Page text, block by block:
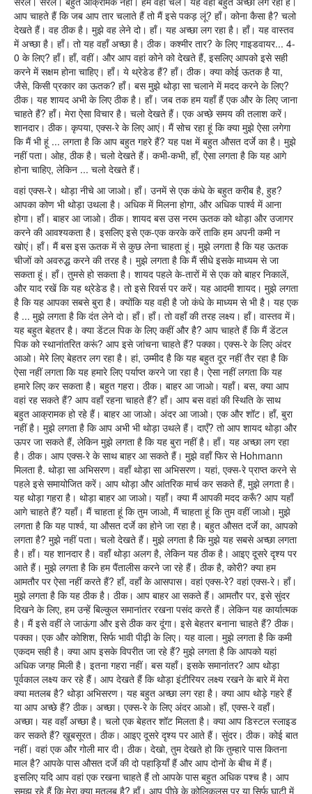
आप चाहते हैं कि जब आप तार चलाते हैं तो मैं इसे पकड़ लूं? हाँ। कोना कैसा है? चलो
देखते हैं। वह ठीक है। मुझे वह लेने दो। हाँ। यह अच्छा लग रहा है। हाँ। यह वास्तव
में अच्छा है। हाँ। तो यह वहाँ अच्छा है। ठीक। कश्मीर तार? के लिए गाइडवायर... 4-
0 के लिए? हाँ। हाँ, वहीं। और आप वहां कोने को देखते हैं, इसलिए आपको इसे सही
करने में सक्षम होना चाहिए। हाँ। ये थ्रेडेड हैं? हाँ। ठीक। क्या कोई ऊतक है या,
जैसे, किसी प्रकार का ऊतक? हाँ। बस मुझे थोड़ा सा चलाने में मदद करने के लिए?
ठीक। यह शायद अभी के लिए ठीक है। हाँ। जब तक हम यहाँ हैं एक और के लिए जाना
चाहते हैं? हाँ। मेरा ऐसा विचार है। चलो देखते हैं। एक अच्छे समय की तलाश करें।
शानदार। ठीक। कृपया, एक्स-रे के लिए आएं। मैं सोच रहा हूं कि क्या मुझे ऐसा लगेगा
कि मैं भी हूं ... लगता है कि आप बहुत गहरे हैं? यह पक्ष में बहुत औसत दर्जे का है। मुझे
नहीं पता। ओह, ठीक है। चलो देखते हैं। कभी-कभी, हाँ, ऐसा लगता है कि यह आगे
होना चाहिए, लेकिन ... चलो देखते हैं।
वहां एक्स-रे। थोड़ा नीचे आ जाओ। हाँ। उनमें से एक कंधे के बहुत करीब है, हुह?
आपका कोण भी थोड़ा उथला है। अधिक में मिलना होगा, और अधिक पार्श्व में आना
होगा। हाँ। बाहर आ जाओ। ठीक। शायद बस उस नरम ऊतक को थोड़ा और उजागर
करने की आवश्यकता है। इसलिए इसे एक-एक करके करें ताकि हम अपनी कमी न
खोएं। हाँ। मैं बस इस ऊतक में से कुछ लेना चाहता हूं। मुझे लगता है कि यह ऊतक
चीजों को अवरुद्ध करने की तरह है। मुझे लगता है कि मैं सीधे इसके माध्यम से जा
सकता हूं। हाँ। तुमसे हो सकता है। शायद पहले के-तारों में से एक को बाहर निकालें,
और याद रखें कि यह थ्रेडेड है। तो इसे रिवर्स पर करें। यह आदमी शायद। मुझे लगता
है कि यह आपका सबसे बुरा है। क्योंकि यह वही है जो कंधे के माध्यम से भी है। यह एक
है ... मुझे लगता है कि दंत लेने दो। हाँ। हाँ। तो वहाँ की तरह लक्ष्य। हाँ। वास्तव में।
यह बहुत बेहतर है। क्या डेंटल पिक के लिए कहीं और है? आप चाहते हैं कि मैं डेंटल
पिक को स्थानांतरित करूं? आप इसे जांचना चाहते हैं? पक्का। एक्स-रे के लिए अंदर
आओ। मेरे लिए बेहतर लग रहा है। हां, उम्मीद है कि यह बहुत दूर नहीं तैर रहा है कि
ऐसा नहीं लगता कि यह हमारे लिए पर्याप्त करने जा रहा है। ऐसा नहीं लगता कि यह
हमारे लिए कर सकता है। बहुत गहरा। ठीक। बाहर आ जाओ। यहाँ। बस, क्या आप
वहां रह सकते हैं? आप वहाँ रहना चाहते हैं? हाँ। आप बस वहां की स्थिति के साथ
बहुत आक्रामक हो रहे हैं। बाहर आ जाओ। अंदर आ जाओ। एक और शॉट। हाँ, बुरा
नहीं है। मुझे लगता है कि आप अभी भी थोड़ा उथले हैं। दाएँ? तो आप शायद थोड़ा और
ऊपर जा सकते हैं, लेकिन मुझे लगता है कि यह बुरा नहीं है। हाँ। यह अच्छा लग रहा
है। ठीक। आप एक्स-रे के साथ बाहर आ सकते हैं। मुझे वहाँ फिर से Hohmann
मिलता है. थोड़ा सा अभिसरण। वहाँ थोड़ा सा अभिसरण। यहां, एक्स-रे प्राप्त करने से
पहले इसे समायोजित करें। आप थोड़ा और आंतरिक मार्च कर सकते हैं, मुझे लगता है।
यह थोड़ा गहरा है। थोड़ा बाहर आ जाओ। यहाँ। क्या मैं आपकी मदद करूँ? आप यहाँ
आगे चाहते हैं? यहाँ। मैं चाहता हूं कि तुम जाओ, मैं चाहता हूं कि तुम वहीं जाओ। मुझे
लगता है कि यह पार्श्व, या औसत दर्जे का होने जा रहा है। बहुत औसत दर्जे का, आपको
लगता है? मुझे नहीं पता। चलो देखते हैं। मुझे लगता है कि मुझे यह सबसे अच्छा लगता
है। हाँ। यह शानदार है। वहाँ थोड़ा अलग है, लेकिन यह ठीक है। आइए दूसरे दृश्य पर
आते हैं। मुझे लगता है कि हम पैंतालीस करने जा रहे हैं। ठीक है, कोरी? क्या हम
आमतौर पर ऐसा नहीं करते हैं? हाँ, वहाँ के आसपास। वहां एक्स-रे? वहां एक्स-रे। हाँ।
मुझे लगता है कि यह ठीक है। ठीक। आप बाहर आ सकते हैं। आमतौर पर, इसे सुंदर
दिखने के लिए, हम उन्हें बिल्कुल समानांतर रखना पसंद करते हैं। लेकिन यह कार्यात्मक
है। मैं इसे वहीं ले जाऊंगा और इसे ठीक कर दूंगा। इसे बेहतर बनाना चाहते हैं? ठीक।
पक्का। एक और कोशिश, सिर्फ भावी पीढ़ी के लिए। यह वाला। मुझे लगता है कि कमी
एकदम सही है। क्या आप इसके विपरीत जा रहे हैं? मुझे लगता है कि आपको यहां
अधिक जगह मिली है। इतना गहरा नहीं। बस यहाँ। इसके समानांतर? आप थोड़ा
पूर्वकाल लक्ष्य कर रहे हैं। आप देखते हैं कि थोड़ा इंटीरियर लक्ष्य रखने के बारे में मेरा
क्या मतलब है? थोड़ा अभिसरण। यह बहुत अच्छा लग रहा है। क्या आप थोड़े गहरे हैं
या आप अच्छे हैं? ठीक। अच्छा। एक्स-रे के लिए अंदर आओ। हाँ, एक्स-रे वहाँ।
अच्छा। यह वहाँ अच्छा है। चलो एक बेहतर शॉट मिलता है। क्या आप डिस्टल स्लाइड
कर सकते हैं? ख़ूबसूरत। ठीक। आइए दूसरे दृश्य पर आते हैं। सुंदर। ठीक। कोई बात
नहीं। वहां एक और गोली मार दी। ठीक। देखो, तुम देखते हो कि तुम्हारे पास कितना
माल है? आपके पास औसत दर्जे की दो पहाड़ियाँ हैं और आप दोनों के बीच में हैं।
इसलिए यदि आप वहां एक रखना चाहते हैं तो आपके पास बहुत अधिक पश्च है। आप
समझ रहे हैं कि मेरा क्या मतलब है? हाँ। आप पीछे के कोलिकुलस पर या सिर्फ घाटी में